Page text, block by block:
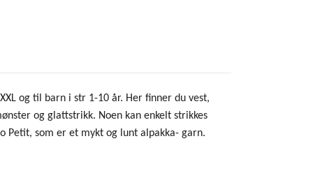
og til barn i str 1-10 år. Her finner du vest,
og glattstrikk. Noen kan enkelt strikkes
Petit, som er et mykt og lunt alpakka- garn.